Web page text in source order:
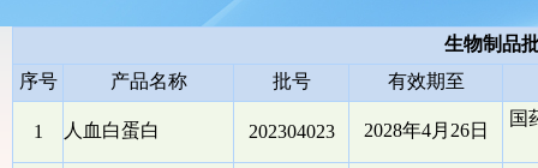
生物制品
序号
产品名称 批号 有效期至
1 人血白蛋白 202304023 2028年4月26日
国